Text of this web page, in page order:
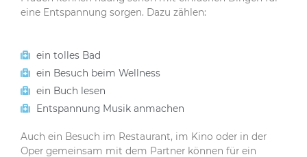
eine Entspannung sorgen. Dazu zählen:
ein tolles Bad
ein Besuch beim Wellness
ein Buch lesen
Entspannung Musik anmachen
Auch ein Besuch im Restaurant, im Kino oder in der
Oper gemeinsam mit dem Partner können für ein